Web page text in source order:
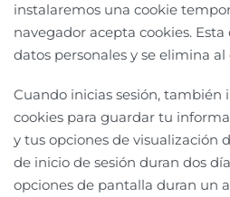
instalaremos una cookie
navegador acepta cookies.
datos personales y se elimina
Cuando inicias sesión, también
cookies para guardar tu
y tus opciones de visualización
de inicio de sesión duran dos
opciones de pantalla duran un